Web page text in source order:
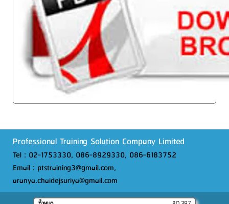
Professional Training Solution Company Limited
Tel : 02-1753330, 086-8929330, 086-6183752
Email : ptstraining3@gmail.com,
aranya.chaidejsuriya@gmail.com